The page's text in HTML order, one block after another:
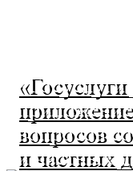
вопросов
и частных